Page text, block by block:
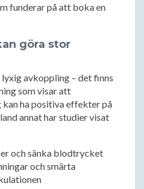
funderar på att boka en
göra stor
avkoppling – det finns
som visar att
ha positiva effekter på
annat har studier visat
och sänka blodtrycket
och smärta